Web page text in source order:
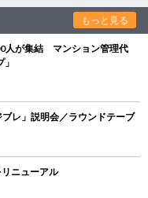
もっと見る
人が集結 マンション管理代
レ」説明会／ラウンドテーブ
ニューアル